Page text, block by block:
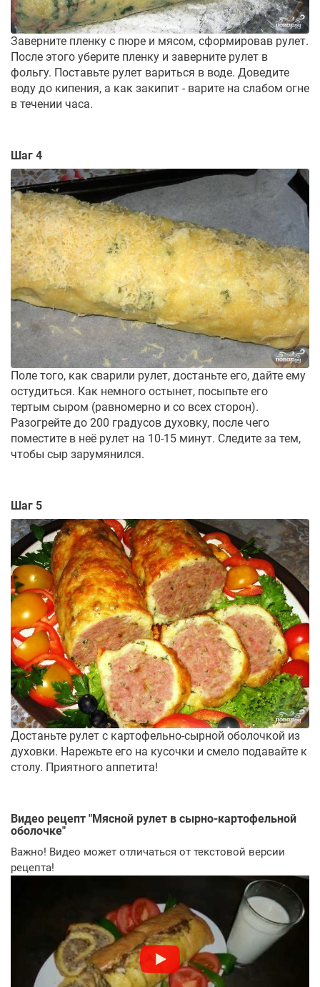
Заверните пленку с пюре и мясом, сформировав рулет.
После этого уберите пленку и заверните рулет в
фольгу. Поставьте рулет вариться в воде. Доведите
воду до кипения, а как закипит - варите на слабом огне
в течении часа.
Шаг 4
Поле того, как сварили рулет, достаньте его, дайте ему
остудиться. Как немного остынет, посыпьте его
тертым сыром (равномерно и со всех сторон).
Разогрейте до 200 градусов духовку, после чего
поместите в неё рулет на 10-15 минут. Следите за тем,
чтобы сыр зарумянился.
Шаг 5
Достаньте рулет с картофельно-сырной оболочкой из
духовки. Нарежьте его на кусочки и смело подавайте к
столу. Приятного аппетита!
Видео рецепт "Мясной рулет в сырно-картофельной
оболочке"
Важно! Видео может отличаться от текстовой версии
рецепта!